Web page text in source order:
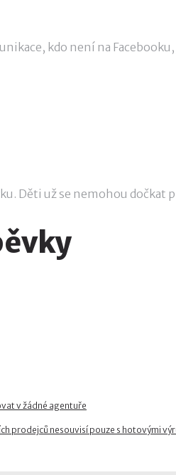
kdo není na
Děti už se nemohou
v žádné agentuře
prodejců nesouvisí pouze s hotovými